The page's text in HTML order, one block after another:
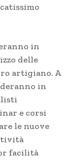
in
delle
artigiano. A
in
e corsi
le nuove
facilità